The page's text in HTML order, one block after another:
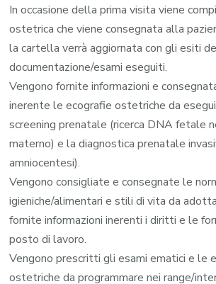
In occasione della prima visita viene
ostetrica che viene consegnata alla
la cartella verrà aggiornata con gli esiti
documentazione/esami eseguiti.
Vengono fornite informazioni e
inerente le ecografie ostetriche da
screening prenatale (ricerca DNA fetale
materno) e la diagnostica prenatale
amniocentesi).
Vengono consigliate e consegnate le
igieniche/alimentari e stili di vita da
fornite informazioni inerenti i diritti e le
posto di lavoro.
Vengono prescritti gli esami ematici e le
ostetriche da programmare nei range/